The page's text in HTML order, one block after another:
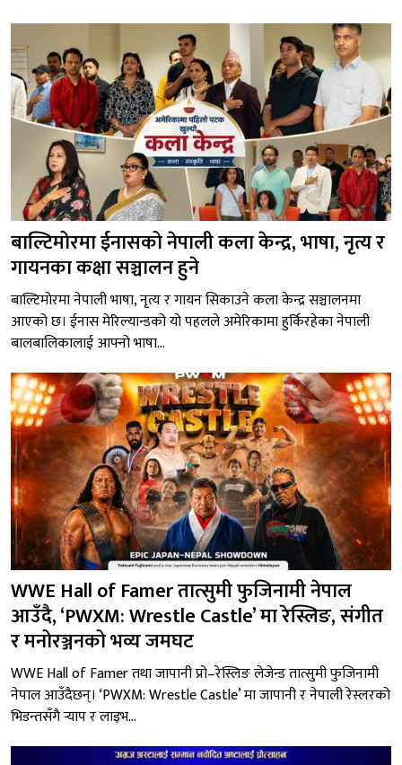
बाल्टिमोरमा ईनासको नेपाली कला केन्द्र, भाषा, नृत्य र
गायनका कक्षा सञ्चालन हुने
बाल्टिमोरमा नेपाली भाषा, नृत्य र गायन सिकाउने कला केन्द्र सञ्चालनमा
आएको छ। ईनास मेरिल्यान्डको यो पहलले अमेरिकामा हुर्किरहेका नेपाली
बालबालिकालाई आफ्नो भाषा...
WWE Hall of Famer तात्सुमी फुजिनामी नेपाल
आउँदै, ‘PWXM: Wrestle Castle’ मा रेस्लिङ, संगीत
र मनोरञ्जनको भव्य जमघट
WWE Hall of Famer तथा जापानी प्रो–रेस्लिङ लेजेन्ड तात्सुमी फुजिनामी
नेपाल आउँदैछन्। ‘PWXM: Wrestle Castle’ मा जापानी र नेपाली रेस्लरको
भिडन्तसँगै र्‍याप र लाइभ...